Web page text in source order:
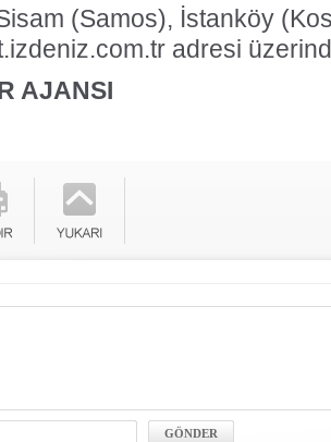
(Samos), İstanköy
adresi
AJANSI